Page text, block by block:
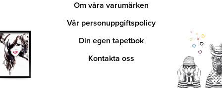
Om våra varumärken
Vår personuppgiftspolicy
Din egen tapetbok
Kontakta oss